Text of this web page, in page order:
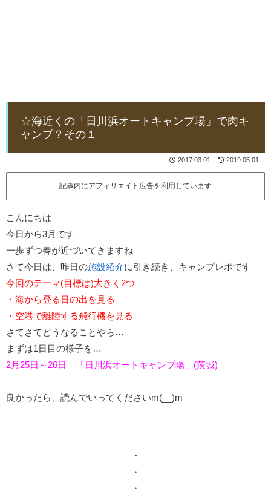
☆海近くの「日川浜オートキャンプ場」で肉キ
ャンプ？その１
2017.03.01 2019.05.01
記事内にアフィリエイト広告を利用しています
こんにちは
今日から3月です
一歩ずつ春が近づいてきますね
さて今日は、昨日の施設紹介に引き続き、キャンプレポです
今回のテーマ(目標は)大きく2つ
・海から登る日の出を見る
・空港で離陸する飛行機を見る
さてさてどうなることやら…
まずは1日目の様子を…
2月25日～26日 「日川浜オートキャンプ場」(茨城)
良かったら、読んでいってくださいm(__)m
・
・
・